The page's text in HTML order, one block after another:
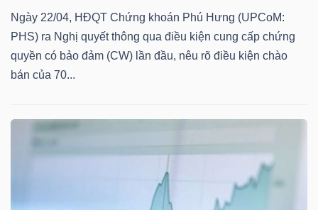
Ngày 22/04, HĐQT Chứng khoán Phú Hưng (UPCoM:
PHS) ra Nghị quyết thông qua điều kiện cung cấp chứng
quyền có bảo đảm (CW) lần đầu, nêu rõ điều kiện chào
bán của 70...
KHỎE
CHÍNH